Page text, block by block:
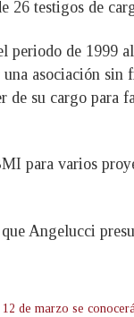
26 testigos de
de 1999
asociación sin
de su cargo para
para varios
Angelucci
de marzo se